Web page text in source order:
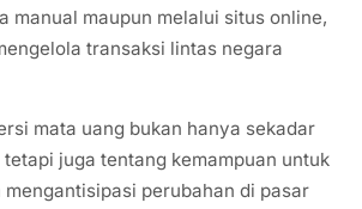
manual maupun melalui situs online,
transaksi lintas negara
mata uang bukan hanya sekadar
juga tentang kemampuan untuk
mengantisipasi perubahan di pasar